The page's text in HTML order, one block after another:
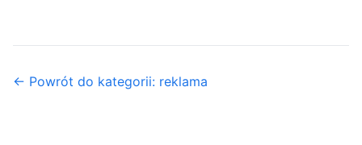
← Powrót do kategorii: reklama